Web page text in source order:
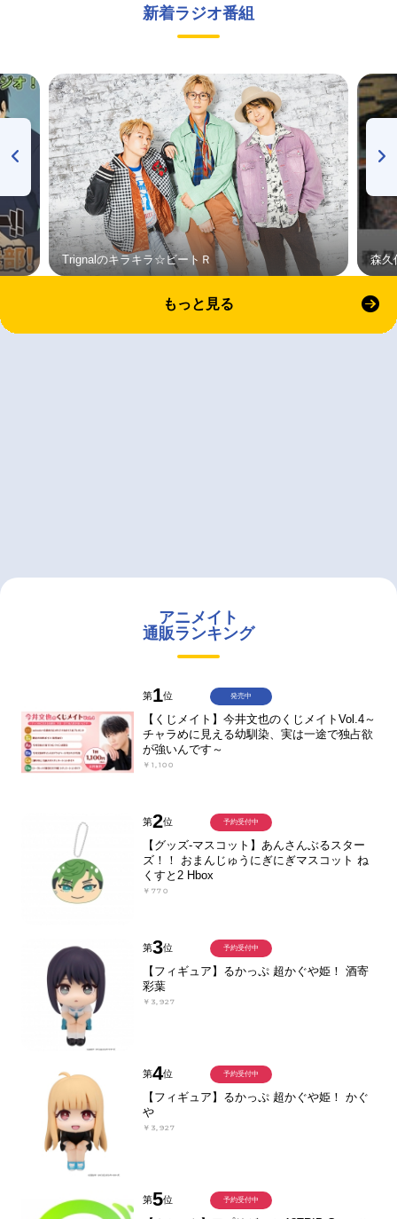
新着ラジオ番組
Trignalのキラキラ☆ビートＲ 森久
もっと見る
アニメイト
通販ランキング
第1位
【くじメイト】今井文也のくじメイトVol.4～
チャラめに見える幼馴染、実は一途で独占欲
が強いんです～
￥1,100
発売中
第2位
【グッズ-マスコット】あんさんぶるスター
ズ！！ おまんじゅうにぎにぎマスコット ね
くすと2 Hbox
￥770
予約受付中
第3位
【フィギュア】るかっぷ 超かぐや姫！ 酒寄
彩葉
￥3,927
予約受付中
第4位
【フィギュア】るかっぷ 超かぐや姫！ かぐ
や
￥3,927
予約受付中
第5位 予約受付中